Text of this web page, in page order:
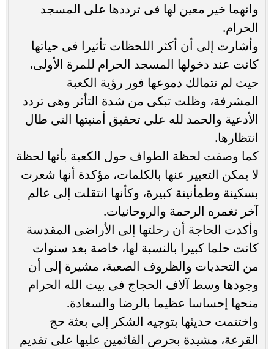
وانهما خير معين لها فى ترددها على المسجد
الحرام.
وأشارت إلى أن أكثر اللحظات تأثيرا فى حياتها
كانت عند دخولها المسجد الحرام للمرة الأولى،
حيث لم تتمالك دموعها فور رؤية الكعبة
المشرفة، وظلت تبكى من شدة التأثر وهى تردد
الأدعية والحمد لله على تحقيق أمنيتها التى طال
انتظارها.
كما وصفت لحظة الطواف حول الكعبة بأنها لحظة
لا يمكن التعبير عنها بالكلمات، مؤكدة أنها شعرت
بسكينة وطمأنينة كبيرة، وكأنها انتقلت إلى عالم
آخر تغمره الرحمة والروحانيات.
وأكدت الحاجة أن رحلتها إلى الأراضى المقدسة
كانت حلما كبيرا بالنسبة لها، خاصة بعد سنوات
من التحديات والظروف الصعبة، مشيرة إلى أن
وجودها وسط آلاف الحجاج فى بيت الله الحرام
منحها إحساسا عظيما بالرضا والسعادة.
واختتمت حديثها بتوجيه الشكر إلى بعثة حج
القرعة، مشيدة بحرص القائمين عليها على تقديم